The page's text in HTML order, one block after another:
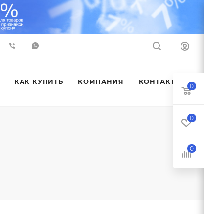
КАК КУПИТЬ КОМПАНИЯ КОНТАКТЫ
0
0
0